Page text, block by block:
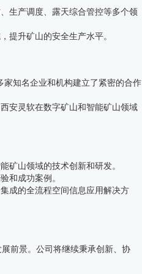
生产调度、露天综合管控等多个领
提升矿山的安全生产水平。
家知名企业和机构建立了紧密的合作
安灵软在数字矿山和智能矿山领域
矿山领域的技术创新和研发。
和成功案例。
成的全流程空间信息应用解决方
前景。公司将继续秉承创新、协